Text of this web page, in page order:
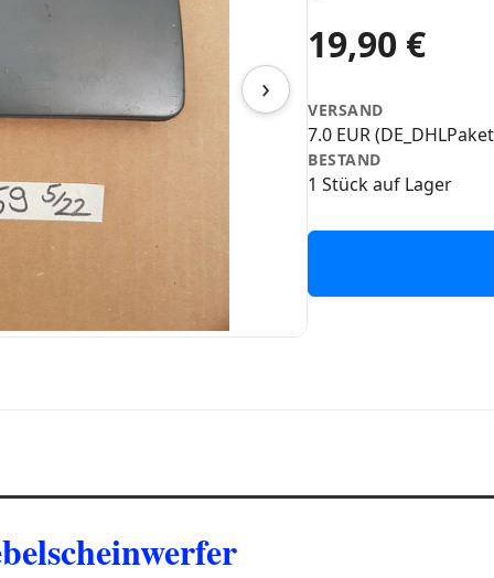
›
19,90 €
VERSAND
7.0 EUR
BESTAND
1 Stück auf Lager